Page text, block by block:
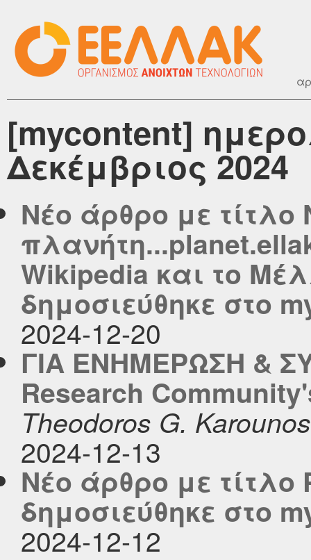
[mycontent]
Δεκέμβριος 2024
Νέο άρθρο με
Wikipedia και το
δημοσιεύθηκε στο
2024-12-20
ΓΙΑ ΕΝΗΜΕΡΩΣΗ &
Research
Theodoros G. Karounos
2024-12-13
Νέο άρθρο με τίτλο
δημοσιεύθηκε στο
2024-12-12